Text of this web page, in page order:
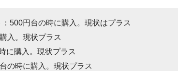
500円台の時に購入。現状はプラス
入。現状プラス
に購入。現状プラス
の時に購入。現状プラス